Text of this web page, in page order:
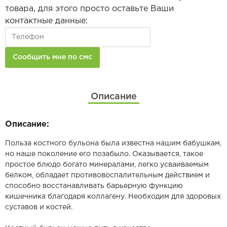
товара, для этого просто оставьте Ваши
контактные данные:
Описание
Описание:
Польза костного бульона была известна нашим бабушкам,
но наше поколение его позабыло. Оказывается, такое
простое блюдо богато минералами, легко усваиваемым
белком, обладает противовоспалительным действием и
способно восстанавливать барьерную функцию
кишечника благодаря коллагену. Необходим для здоровых
суставов и костей.